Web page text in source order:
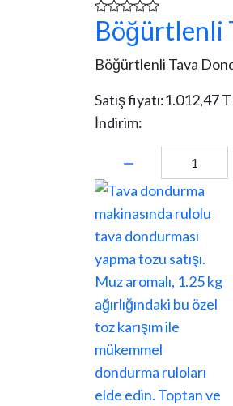
Böğürtlenli
Böğürtlenli Tava
Satış fiyatı:1.012,47
İndirim: